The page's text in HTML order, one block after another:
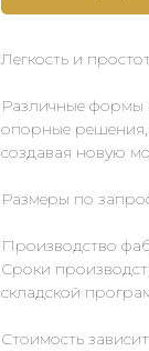
Легкость и
Различные формы
опорные решения,
создавая новую
Размеры по
Производство
Сроки
складской
Стоимость